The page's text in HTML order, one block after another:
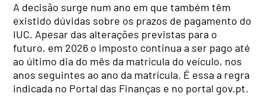
A decisão surge num ano em que também têm
existido dúvidas sobre os prazos de pagamento do
IUC. Apesar das alterações previstas para o
futuro, em 2026 o imposto continua a ser pago até
ao último dia do mês da matrícula do veículo, nos
anos seguintes ao ano da matrícula. É essa a regra
indicada no Portal das Finanças e no portal gov.pt.